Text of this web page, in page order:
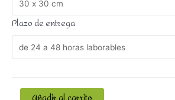
Plazo de entrega